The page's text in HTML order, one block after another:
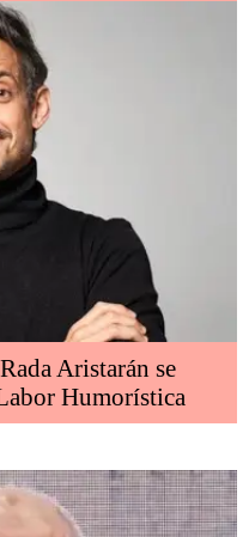
Aristarán se
Humorística